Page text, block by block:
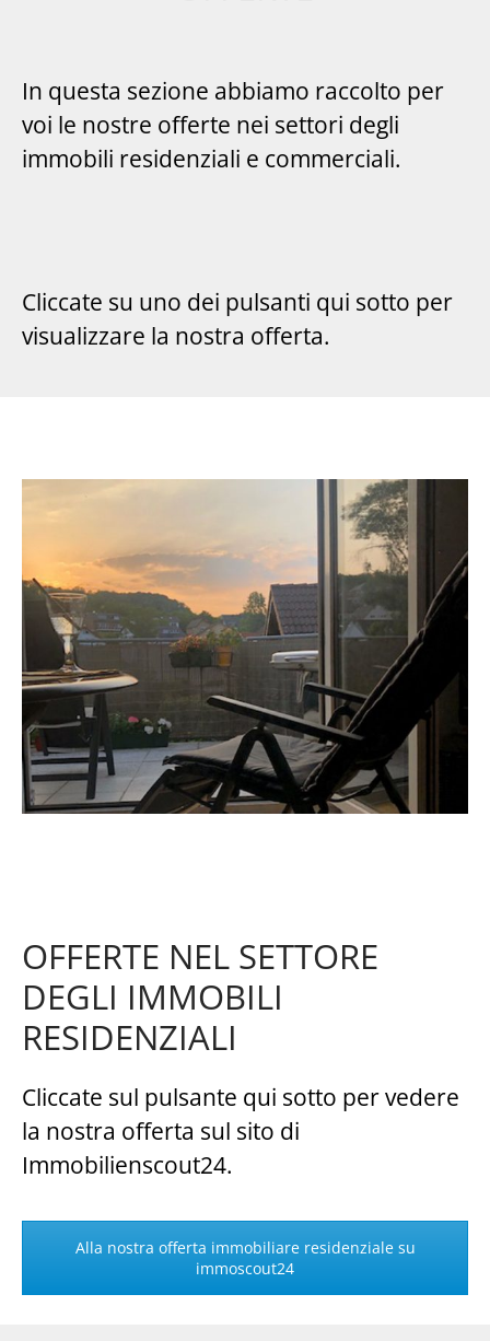
In questa sezione abbiamo raccolto per
voi le nostre offerte nei settori degli
immobili residenziali e commerciali.
Cliccate su uno dei pulsanti qui sotto per
visualizzare la nostra offerta.
OFFERTE NEL SETTORE
DEGLI IMMOBILI
RESIDENZIALI
Cliccate sul pulsante qui sotto per vedere
la nostra offerta sul sito di
Immobilienscout24.
Alla nostra offerta immobiliare residenziale su
immoscout24